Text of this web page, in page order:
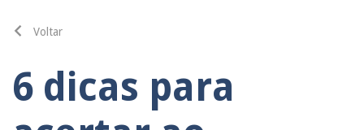
Voltar
6 dicas para